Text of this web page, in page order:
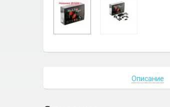
Описание